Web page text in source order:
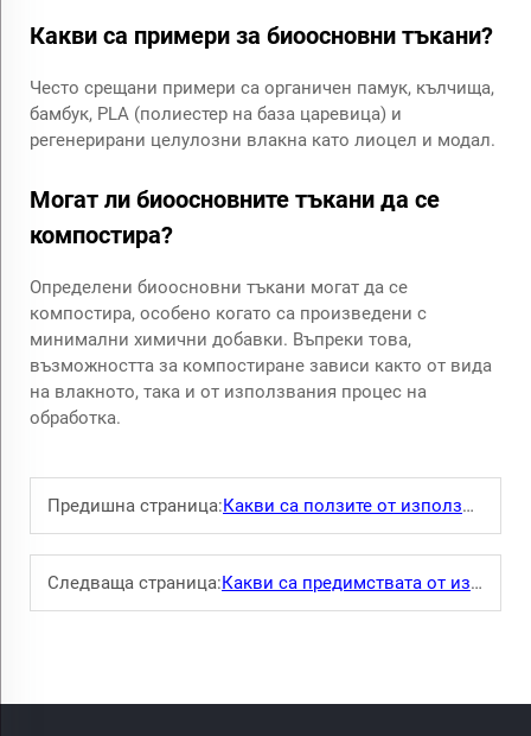
Какви са примери за биоосновни тъкани?
Често срещани примери са органичен памук, кълчища,
бамбук, PLA (полиестер на база царевица) и
регенерирани целулозни влакна като лиоцел и модал.
Могат ли биоосновните тъкани да се
компостира?
Определени биоосновни тъкани могат да се
компостира, особено когато са произведени с
минимални химични добавки. Въпреки това,
възможността за компостиране зависи както от вида
на влакното, така и от използвания процес на
обработка.
Предишна страница:Какви са ползите от използването на биоосновни материали в текстила?
Следваща страница:Какви са предимствата от използването на естествени влакна в текстила?